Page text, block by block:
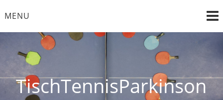
toMENU
TischTennisParkinson